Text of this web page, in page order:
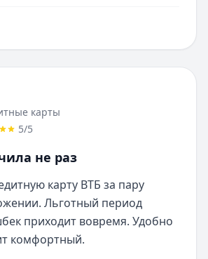
карты
5/5
не раз
карту ВТБ за пару
Льготный период
приходит вовремя. Удобно
комфортный.